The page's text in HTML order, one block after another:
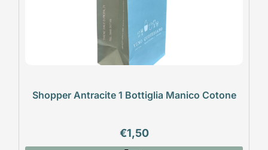
Shopper Antracite 1 Bottiglia Manico Cotone
€1,50